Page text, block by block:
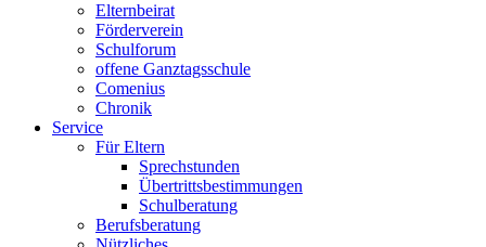
Elternbeirat
Förderverein
Schulforum
offene Ganztagsschule
Comenius
Chronik
Service
Für Eltern
Sprechstunden
Übertrittsbestimmungen
Schulberatung
Berufsberatung